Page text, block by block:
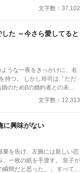
の夢を語ってくれた。 彼
敬していて、自分も起業し
しい」と言われた。 同性愛
こともせずに、親友のまま
大学に進学して、大学の頃
。 あれから二十
年売り出
ゲーム大賞を取ったことを
の覚悟も決まった。 「俺
文字数：37,102
た ～今さら愛してると
は「ただ
のためβの婚約者との未来
と傷つきた
文字数：12,313
に興味がない
棄を告げ、左腕には新しい恋